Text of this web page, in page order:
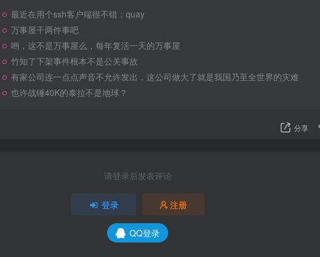
最近在用个ssh客户端很不错：quay
万事屋干两件事吧
哟，这不是万事屋么，每年复活一天的万事屋
竹知了下架事件根本不是公关事故
有家公司连一点点声音不允许发出，这公司做大了就是我国乃至全世界的灾难
也许战锤40K的泰拉不是地球？
分享
请登录后发表评论
登录 注册
QQ登录